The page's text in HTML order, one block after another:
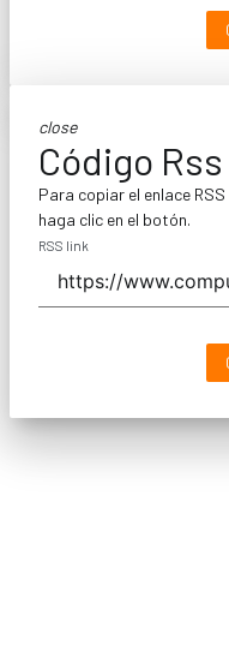
close
Código Rss
Para copiar el enlace
haga clic en el botón.
RSS link